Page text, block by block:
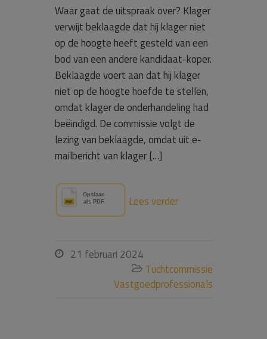
Waar gaat de uitspraak over? Klager
verwijt beklaagde dat hij klager niet
op de hoogte heeft gesteld van een
bod van een andere kandidaat-koper.
Beklaagde voert aan dat hij klager
niet op de hoogte hoefde te stellen,
omdat klager de onderhandeling had
beëindigd. De commissie volgt de
lezing van beklaagde, omdat uit e-
mailbericht van klager […]
Lees verder
 21 februari 2024
 Tuchtcommissie
Vastgoedprofessionals